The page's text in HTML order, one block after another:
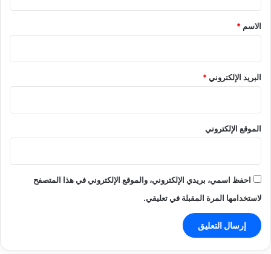
*
الاسم *
البريد الإلكتروني*
الموقع الإلكتروني
احفظ اسمي، بريدي الإلكتروني، والموقع الإلكتروني في هذا المتصفح
لاستخدامها المرة المقبلة في تعليقي.